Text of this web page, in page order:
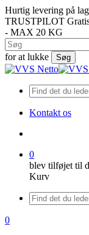
Spring
til
hovedindhold
Hurtig levering på
TRUSTPILOT
- MAX 20 KG
for at lukke
Søg
Luk
Kontakt os
0
blev tilføjet til
Kurv
Menu
søge
0